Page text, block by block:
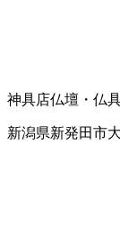
神具店仏壇・仏
新潟県新発田市